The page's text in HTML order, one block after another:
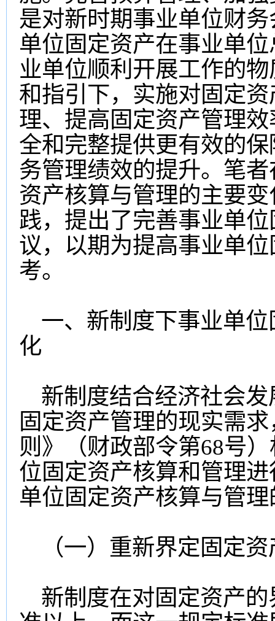
是对新时期事业单位财
单位固定资产在事业单
业单位顺利开展工作的
和指引下，实施对固定
理、提高固定资产管理
全和完整提供更有效的
务管理绩效的提升。笔
资产核算与管理的主要
践，提出了完善事业单
议，以期为提高事业单
考。
一、新制度下事业单位
化
新制度结合经济社会发
固定资产管理的现实需
则》（财政部令第68号
位固定资产核算和管理
单位固定资产核算与管
（一）重新界定固定资
新制度在对固定资产的